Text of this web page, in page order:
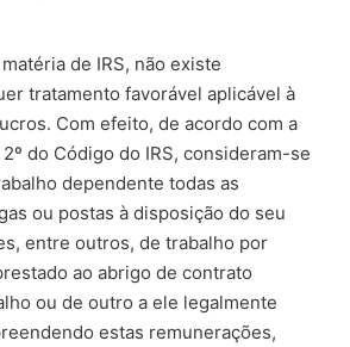
de IRS, não existe
tratamento favorável aplicável à
Com efeito, de acordo com a
do Código do IRS, consideram-se
dependente todas as
ou postas à disposição do seu
entre outros, de trabalho por
ao abrigo de contrato
ou de outro a ele legalmente
estas remunerações,